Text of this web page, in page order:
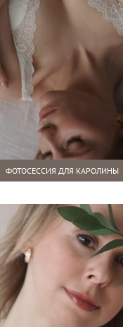
ФОТОСЕССИЯ ДЛЯ КАРОЛИНЫ